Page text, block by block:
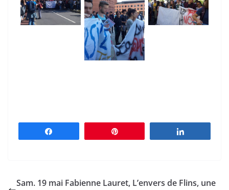
Sam. 19 mai Fabienne Lauret, L’envers de Flins, une